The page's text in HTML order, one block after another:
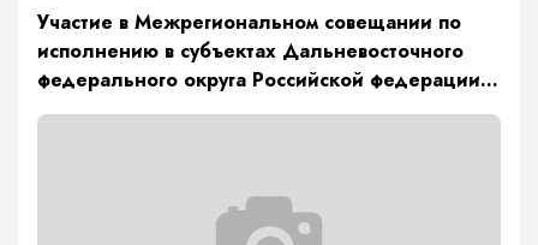
Участие в Межрегиональном совещании по
исполнению в субъектах Дальневосточного
федерального округа Российской федерации
Указов Президента Российской Федерации